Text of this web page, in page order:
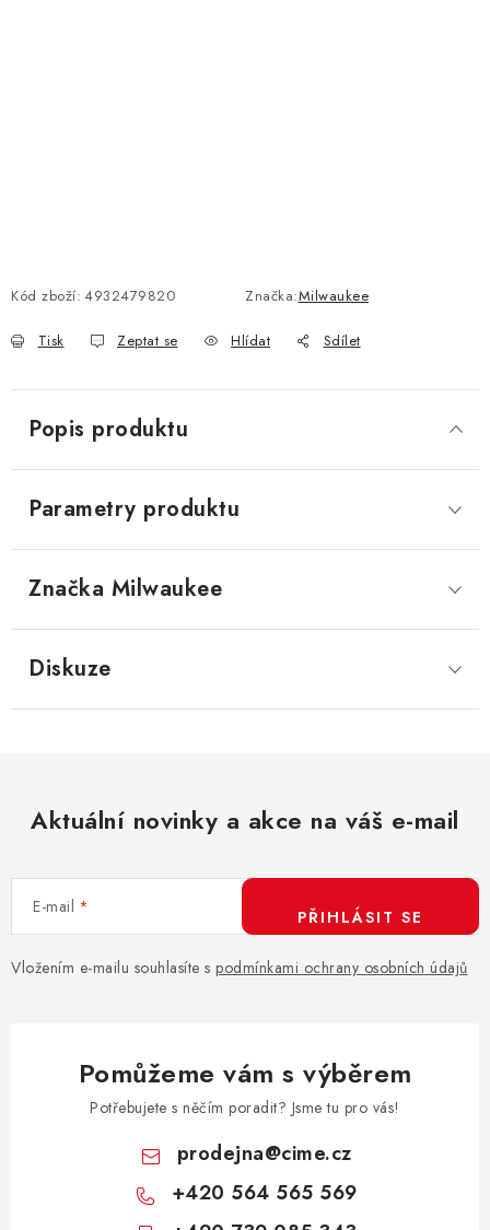
Kód zboží: 4932479820 Značka:Milwaukee
Tisk Zeptat se Hlídat Sdílet
Popis produktu
Parametry produktu
Značka Milwaukee
Diskuze
Aktuální novinky a akce na váš e-mail
E-mail
Vložením e-mailu souhlasíte s podmínkami ochrany osobních údajů
PŘIHLÁSIT SE
Pomůžeme vám s výběrem
Potřebujete s něčím poradit? Jsme tu pro vás!
prodejna@cime.cz
+420 564 565 569